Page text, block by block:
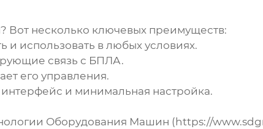
Вот несколько ключевых преимуществ:
и использовать в любых условиях.
связь с БПЛА.
его управления.
и минимальная настройка.
Оборудования Машин (https://